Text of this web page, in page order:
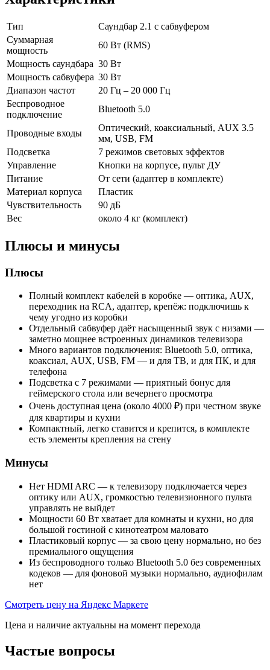
Тип
Саундбар 2.1 с сабвуфером
Суммарная
мощность
60 Вт (RMS)
Мощность саундбара 30 Вт
Мощность сабвуфера 30 Вт
Диапазон частот
20 Гц – 20 000 Гц
Беспроводное
подключение
Bluetooth 5.0
Проводные входы
Оптический, коаксиальный, AUX 3.5
мм, USB, FM
Подсветка
7 режимов световых эффектов
Управление
Кнопки на корпусе, пульт ДУ
Питание
От сети (адаптер в комплекте)
Материал корпуса
Пластик
Чувствительность
90 дБ
Вес
около 4 кг (комплект)
Плюсы и минусы
Плюсы
Полный комплект кабелей в коробке — оптика, AUX,
переходник на RCA, адаптер, крепёж: подключишь к
чему угодно из коробки
Отдельный сабвуфер даёт насыщенный звук с низами —
заметно мощнее встроенных динамиков телевизора
Много вариантов подключения: Bluetooth 5.0, оптика,
коаксиал, AUX, USB, FM — и для ТВ, и для ПК, и для
телефона
Подсветка с 7 режимами — приятный бонус для
геймерского стола или вечернего просмотра
Очень доступная цена (около 4000 ₽) при честном звуке
для квартиры и кухни
Компактный, легко ставится и крепится, в комплекте
есть элементы крепления на стену
Минусы
Нет HDMI ARC — к телевизору подключается через
оптику или AUX, громкостью телевизионного пульта
управлять не выйдет
Мощности 60 Вт хватает для комнаты и кухни, но для
большой гостиной с кинотеатром маловато
Пластиковый корпус — за свою цену нормально, но без
премиального ощущения
Из беспроводного только Bluetooth 5.0 без современных
кодеков — для фоновой музыки нормально, аудиофилам
нет
Смотреть цену на Яндекс Маркете
Цена и наличие актуальны на момент перехода
Частые вопросы